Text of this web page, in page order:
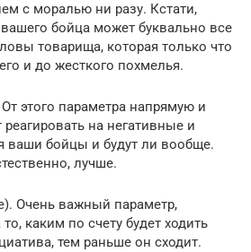
с моралью ни разу. Кстати,
бойца может буквально все
товарища, которая только что
и до жесткого похмелья.
этого параметра напрямую и
реагировать на негативные и
ваши бойцы и будут ли вообще.
лучше.
Очень важный параметр,
каким по счету будет ходить
тем раньше он сходит.